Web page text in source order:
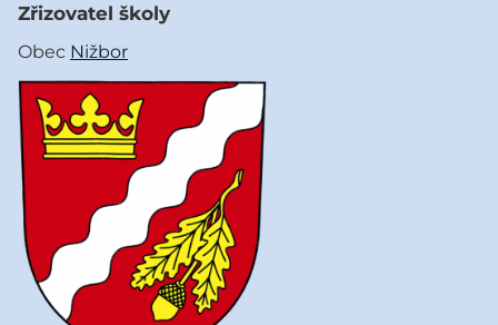
Zřizovatel školy
Obec Nižbor